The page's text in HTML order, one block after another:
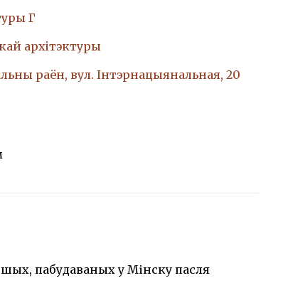
Г
архiтэктуры
раён, вул. Інтэрнацыянальная, 20
пабудаваных у Мінску пасля